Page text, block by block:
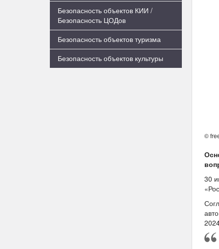
Безопасность объектов КИИ /
Безопасность ЦОДов
Безопасность объектов туризма
Безопасность объектов культуры
©
30